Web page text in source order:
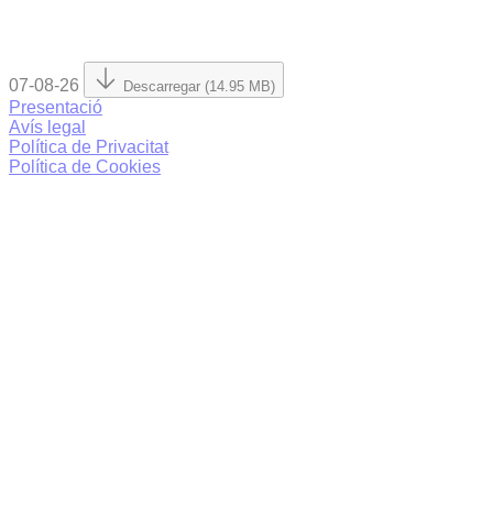
07-08-26 Descarregar (14.95 MB)
Presentació
Avís legal
Política de Privacitat
Política de Cookies